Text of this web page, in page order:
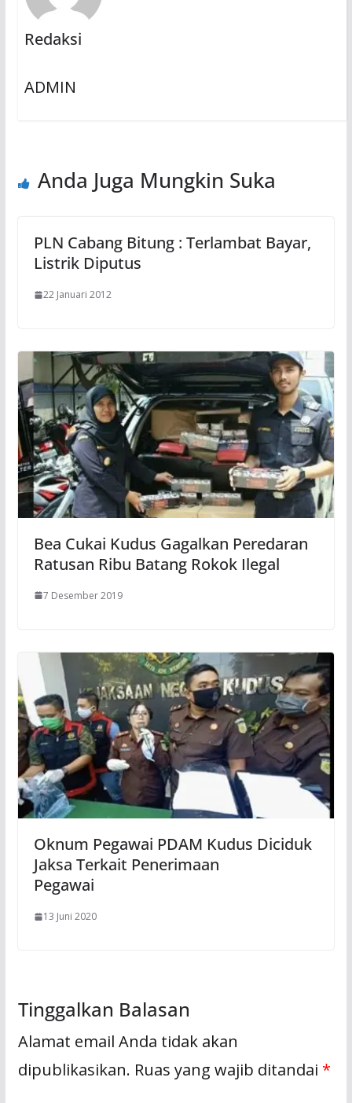
Redaksi
ADMIN
Anda Juga Mungkin Suka
PLN Cabang Bitung : Terlambat Bayar,
Listrik Diputus
22 Januari 2012
Bea Cukai Kudus Gagalkan Peredaran
Ratusan Ribu Batang Rokok Ilegal
7 Desember 2019
Oknum Pegawai PDAM Kudus Diciduk
Jaksa Terkait Penerimaan
Pegawai
13 Juni 2020
Tinggalkan Balasan
Alamat email Anda tidak akan
dipublikasikan. Ruas yang wajib ditandai *